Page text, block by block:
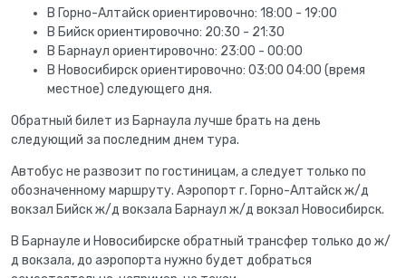
В Горно-Алтайск ориентировочно: 18:00 - 19:00
В Бийск ориентировочно: 20:30 - 21:30
В Барнаул ориентировочно: 23:00 - 00:00
В Новосибирск ориентировочно: 03:00 04:00 (время
местное) следующего дня.
Обратный билет из Барнаула лучше брать на день
следующий за последним днем тура.
Автобус не развозит по гостиницам, а следует только по
обозначенному маршруту. Аэропорт г. Горно-Алтайск ж/д
вокзал Бийск ж/д вокзала Барнаул ж/д вокзал Новосибирск.
В Барнауле и Новосибирске обратный трансфер только до ж/
д вокзала, до аэропорта нужно будет добраться